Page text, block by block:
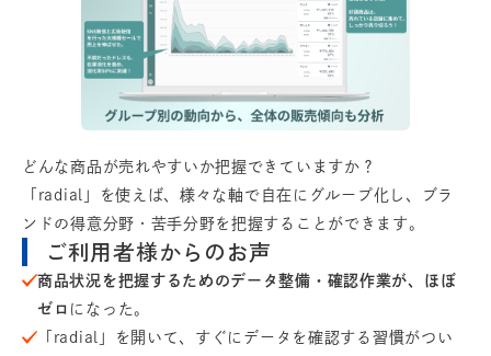
どんな商品が売れやすいか把握できていますか？
「radial」を使えば、様々な軸で自在にグループ化し、ブラ
ンドの得意分野・苦手分野を把握することができます。
ご利用者様からのお声
商品状況を把握するためのデータ整備・確認作業が、ほぼ
ゼロ になった。
「radial」を開いて、すぐにデータを確認する習慣がつい